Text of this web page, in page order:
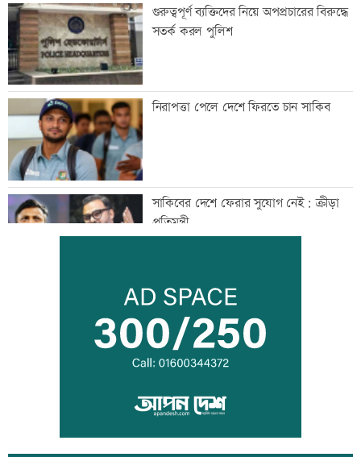
গুরুত্বপূর্ণ ব্যক্তিদের নিয়ে অপপ্রচারের বিরুদ্ধে
সতর্ক করল পুলিশ
নিরাপত্তা পেলে দেশে ফিরতে চান সাকিব
সাকিবের দেশে ফেরার সুযোগ নেই: ক্রীড়া
প্রতিমন্ত্রী
শিল্পকলায় বিনামূল্যে ৬ সিনেমা দেখা যাবে
দিল্লিতে শেখ হাসিনার বক্তব্যে ভারতের সমর্থন
নেই: রণধীর জয়সওয়াল